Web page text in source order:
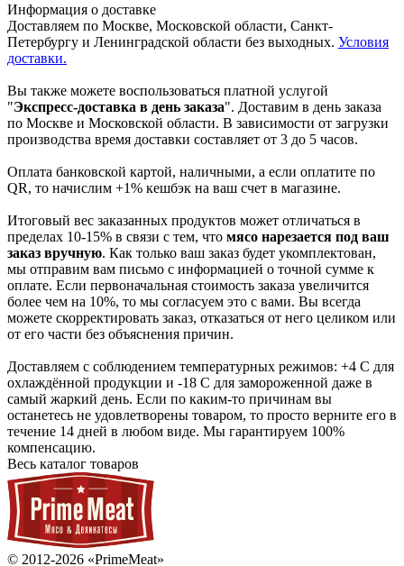
Информация о доставке
Доставляем по Москве, Московской области, Санкт-
Петербургу и Ленинградской области без выходных. Условия
доставки.
Вы также можете воспользоваться платной услугой
"Экспресс-доставка в день заказа". Доставим в день заказа
по Москве и Московской области. В зависимости от загрузки
производства время доставки составляет от 3 до 5 часов.
Оплата банковской картой, наличными, а если оплатите по
QR, то начислим +1% кешбэк на ваш счет в магазине.
Итоговый вес заказанных продуктов может отличаться в
пределах 10-15% в связи с тем, что мясо нарезается под ваш
заказ вручную. Как только ваш заказ будет укомплектован,
мы отправим вам письмо с информацией о точной сумме к
оплате. Если первоначальная стоимость заказа увеличится
более чем на 10%, то мы согласуем это с вами. Вы всегда
можете скорректировать заказ, отказаться от него целиком или
от его части без объяснения причин.
Доставляем с соблюдением температурных режимов: +4 С для
охлаждённой продукции и -18 С для замороженной даже в
самый жаркий день. Если по каким-то причинам вы
останетесь не удовлетворены товаром, то просто верните его в
течение 14 дней в любом виде. Мы гарантируем 100%
компенсацию.
Весь каталог товаров
© 2012-2026 «PrimeMeat»